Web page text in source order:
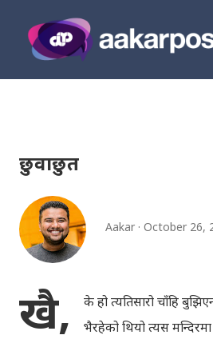
छुवाछुत
Aakar October 26,
खै,
के हो त्यतिसारो चाँहि
भैरहेको थियो त्यस